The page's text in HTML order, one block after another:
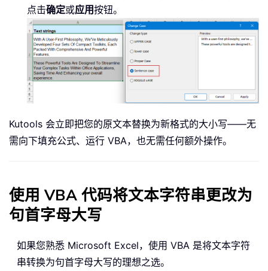
点击确定或应用按钮。
Kutools 会立即把您的原文本替换为新格式的大小写——无
需向下填充公式、运行 VBA，也无需任何额外操作。
使用 VBA 代码将文本字符串更改为
句首字母大写
如果您熟悉 Microsoft Excel，使用 VBA 是将文本字符
串转换为句首字母大写的理想之选。